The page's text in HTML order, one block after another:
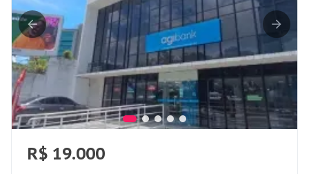
R$ 19.000